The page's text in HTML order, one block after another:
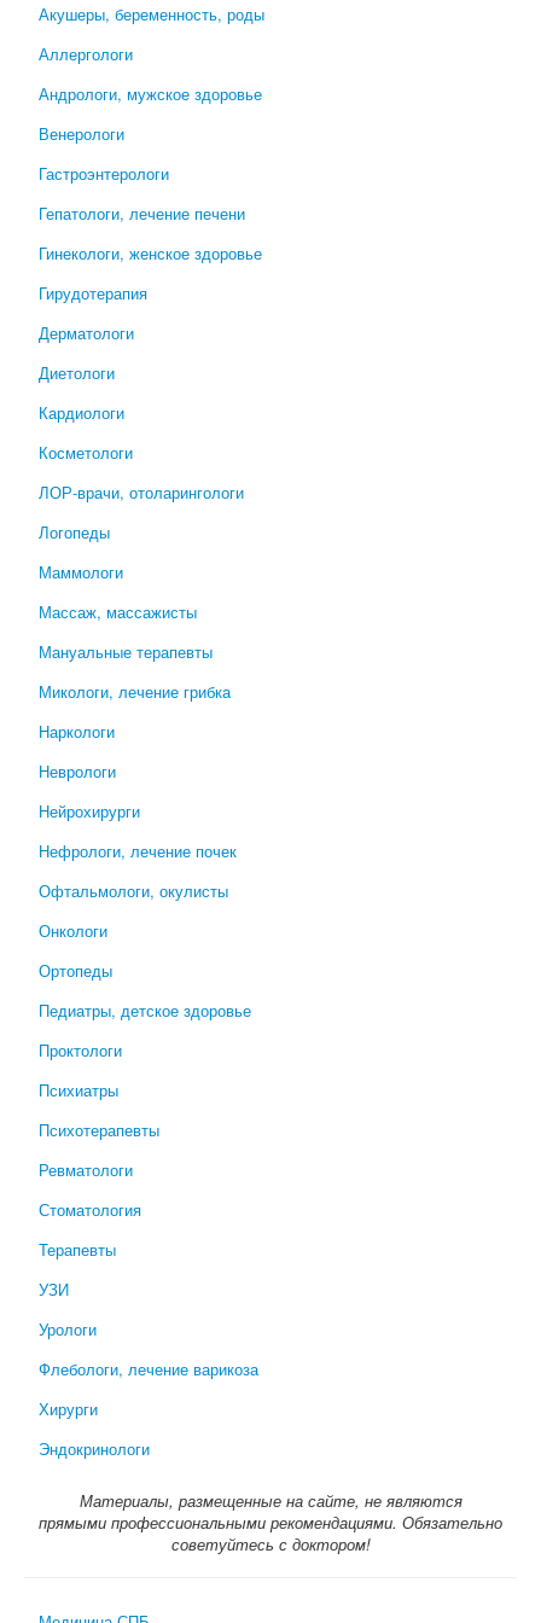
Акушеры, беременность, роды
Аллергологи
Андрологи, мужское здоровье
Венерологи
Гастроэнтерологи
Гепатологи, лечение печени
Гинекологи, женское здоровье
Гирудотерапия
Дерматологи
Диетологи
Кардиологи
Косметологи
ЛОР-врачи, отоларингологи
Логопеды
Маммологи
Массаж, массажисты
Мануальные терапевты
Микологи, лечение грибка
Наркологи
Неврологи
Нейрохирурги
Нефрологи, лечение почек
Офтальмологи, окулисты
Онкологи
Ортопеды
Педиатры, детское здоровье
Проктологи
Психиатры
Психотерапевты
Ревматологи
Стоматология
Терапевты
УЗИ
Урологи
Флебологи, лечение варикоза
Хирурги
Эндокринологи
Материалы, размещенные на сайте, не являются
прямыми профессиональными рекомендациями. Обязательно
советуйтесь с доктором!